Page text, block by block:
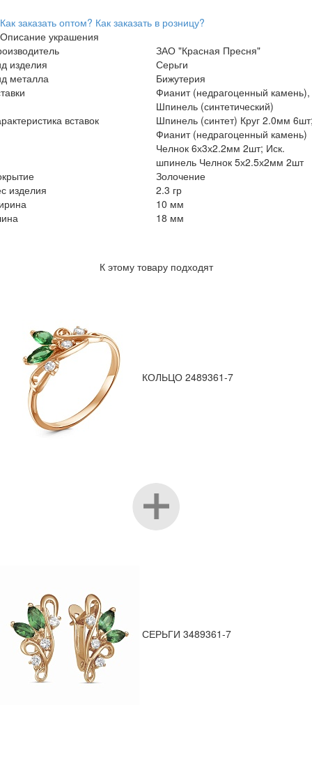
Как заказать оптом? Как заказать в розницу?
Описание украшения
ЗАО "Красная Пресня"
изделия
Серьги
металла
Бижутерия
Фианит (недрагоценный камень),
Шпинель (синтетический)
вставок
Шпинель (синтет) Круг 2.0мм
Фианит (недрагоценный камень)
Челнок 6х3х2.2мм 2шт; Иск.
шпинель Челнок 5х2.5х2мм 2шт
Золочение
изделия
2.3 гр
10 мм
18 мм
К этому товару подходят
КОЛЬЦО 2489361-7
СЕРЬГИ 3489361-7